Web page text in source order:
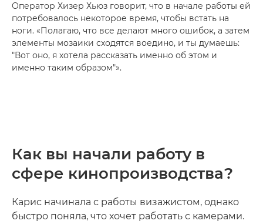
Оператор Хизер Хьюз говорит, что в начале работы ей
потребовалось некоторое время, чтобы встать на
ноги. «Полагаю, что все делают много ошибок, а затем
элементы мозаики сходятся воедино, и ты думаешь:
"Вот оно, я хотела рассказать именно об этом и
именно таким образом"».
Как вы начали работу в
сфере кинопроизводства?
Карис начинала с работы визажистом, однако
быстро поняла, что хочет работать с камерами.